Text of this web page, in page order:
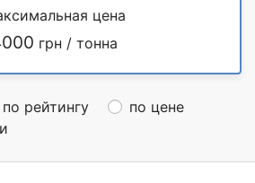
цена
грн / тонна
по рейтингу
по цене